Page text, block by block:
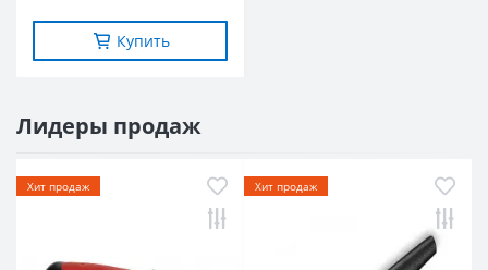
Купить
Лидеры продаж
Хит продаж Хит продаж